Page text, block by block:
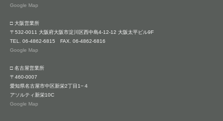
Google Map
□ 大阪営業所
〒532-0011 大阪府大阪市淀川区西中島4-12-12 大阪太平ビル9F
TEL. 06-4862-6815 FAX. 06-4862-6816
Google Map
□ 名古屋営業所
〒460-0007
愛知県名古屋市中区新栄2丁目1−４
アソルティ新栄10C
Google Map